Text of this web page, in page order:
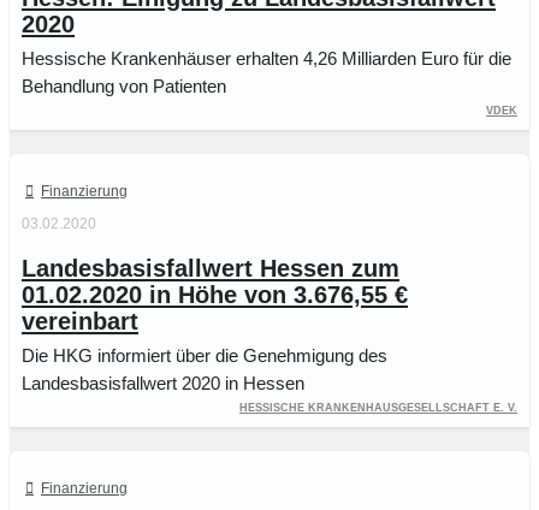
2020
Hessische Krankenhäuser erhalten 4,26 Milliarden Euro für die
Behandlung von Patienten
vdek
Finanzierung
03.02.2020
Landesbasisfallwert Hessen zum
01.02.2020 in Höhe von 3.676,55 €
vereinbart
Die HKG informiert über die Genehmigung des
Landesbasisfallwert 2020 in Hessen
Hessische Krankenhausgesellschaft e. V.
Finanzierung